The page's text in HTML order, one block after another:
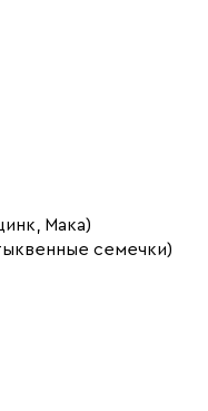
Мака)
семечки)